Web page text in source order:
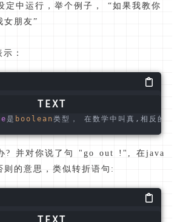
定中运行，举个例子， “如果我教你
朋友”
示：
是 boolean类型， 在数学中叫真,相反的
? 并对你说了句 "go out !", 在java
则的意思，类似转折语句: